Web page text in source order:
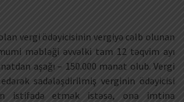
vergi ödəyicisinin vergiyə cəlb olunan
məbləği əvvəlki tam 12 təqvim ayı
aşağı – 150.000 manat olub. Vergi
sadələşdirilmiş verginin ödəyicisi
istifadə etmək istəsə, ona imtina